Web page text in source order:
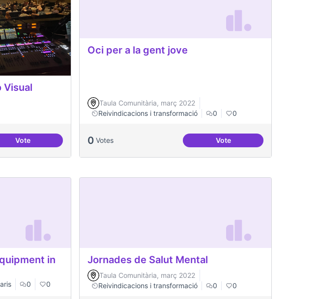
Visual
VoteTips for Choosing Audio Visual Rentals in Toronto
Oci per a la gent jove
Taula Comunitària, març 2022
Reivindicacions i transformació
0 0
0 Votes VoteOci per a la gent jove
in
0 0
Jornades de Salut Mental
Taula Comunitària, març 2022
Reivindicacions i transformació
0 0